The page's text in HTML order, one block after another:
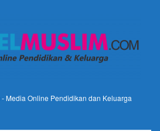
- Media Online Pendidikan dan Keluarga